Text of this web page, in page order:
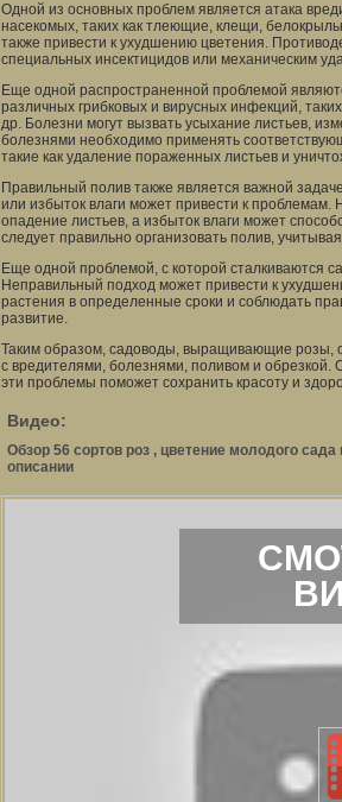
Одной из основных проблем является атака
насекомых, таких как тлеющие, клещи,
также привести к ухудшению цветения.
специальных инсектицидов или механическим
Еще одной распространенной проблемой
различных грибковых и вирусных инфекций,
др. Болезни могут вызвать усыхание листьев,
болезнями необходимо применять
такие как удаление пораженных листьев и
Правильный полив также является важной
или избыток влаги может привести к проблемам.
опадение листьев, а избыток влаги может
следует правильно организовать полив,
Еще одной проблемой, с которой сталкиваются
Неправильный подход может привести к
растения в определенные сроки и соблюдать
развитие.
Таким образом, садоводы, выращивающие розы,
с вредителями, болезнями, поливом и обрезкой.
эти проблемы поможет сохранить красоту и
Видео:
Обзор 56 сортов роз , цветение молодого
описании